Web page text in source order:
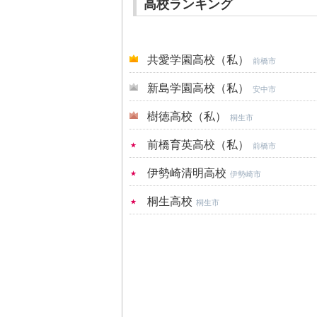
高校ランキング
共愛学園高校（私） 前橋市
新島学園高校（私） 安中市
樹徳高校（私） 桐生市
前橋育英高校（私） 前橋市
伊勢崎清明高校 伊勢崎市
桐生高校 桐生市